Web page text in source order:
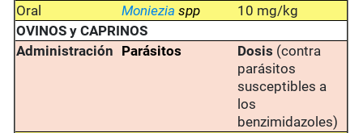
Oral Moniezia spp
10 mg/kg
OVINOS y CAPRINOS
Administración Parásitos Dosis (contra
parásitos
susceptibles a
los
benzimidazoles)